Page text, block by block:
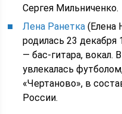
Сергея Мильниченко.
Лена Ранетка (Елена
родилась 23
— бас-гитара, вокал.
увлекалась
«Чертаново», в
России.